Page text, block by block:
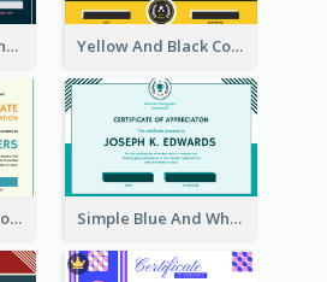
Pink And Blue Triangles Confetti Celebration Certificate Yellow And Black Contrast Simple Certificate
Blue And Orange Company Triangles With Badge Certificate Simple Blue And White Rectangle Certificate